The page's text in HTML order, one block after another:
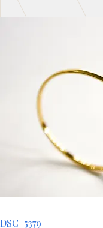
Navigacija
DSC_5379